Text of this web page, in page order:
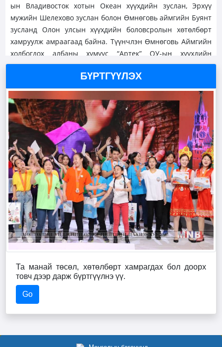
ын Владивосток хотын Океан хүүхдийн зуслан, Эрхүү
мужийн Шелехово зуслан болон Өмнөговь аймгийн Буянт
зусланд Олон улсын хүүхдийн боловсролын хөтөлбөрт
хамруулж амраагаад байна. Түүнчлэн Өмнөговь Аймгийн
холбогдох албаны хүмүүс “Артек” ОУ-ын хүүхдийн
зуслангийн үйл ажиллагаатай танилцаж, туршлага судлан
бөгөөд аймгийнхаа "Буянт хотхон" хүүхдийн зусланг
"Артек" олон улсын хүүхдийн зуслантай холбож
ажилласан бөгөөд олон улсын хөтөлбөртэй анхны 2
ээлжинд 300 хүүхдийг хүлээн авч ажилласанд бид маш их
баяртай байгаа. Цаашид ч ийнхүү эхлүүлсэн ажлаа улам
өргөжүүлэн хөгжүүлж, боловсронгүй болгож олон олон
хүүхэд багачуудыг хамруулахаар ажиллаж байна.
Хүүхэд бүр элэг бүтэн, энх тунх, аз жаргалтай амьдарч,
эрдэм боловсролтой сайн хүн болохын өлзийтэй ерөөлийг
өргөн дэвшүүлье.
Б.ЗОРИГТ
БҮРТГҮҮЛЭХ
Та манай төсөл, хөтөлбөрт хамрагдах бол доорх
товч дээр дарж бүртгүүлнэ үү.
Go